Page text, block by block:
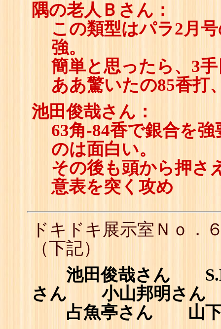
隅の老人Ｂさん：
この類型はパラ2月
強。
簡単と思ったら、3
ああ驚いたの85香打
池田俊哉さん：
63角-84香で銀合を
のは面白い。
その後も頭から押さ
意表を突く攻め
ドキドキ展示室Ｎｏ
（下記）
池田俊哉さん
さん 小山邦明さん
占魚亭さん 山下